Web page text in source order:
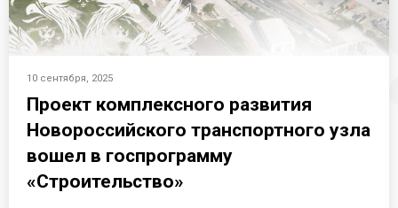
10 сентября, 2025
Проект комплексного развития
Новороссийского транспортного узла
вошел в госпрограмму
«Строительство»